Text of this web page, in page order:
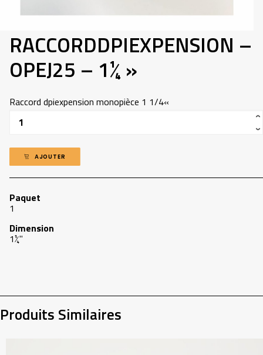
RACCORDDPIEXPENSION –
OPEJ25 – 1¼ »
Raccord dpiexpension monopièce 1 1/4«
‹
›
AJOUTER
Paquet
1
Dimension
1¼"
Produits Similaires